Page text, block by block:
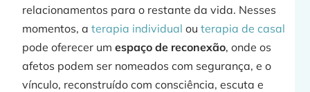
relacionamentos para o restante da vida. Nesses
momentos, aterapia individual outerapia de casal
pode oferecer umespaço de reconexão, onde os
afetos podem ser nomeados com segurança, e o
vínculo, reconstruído com consciência, escuta e